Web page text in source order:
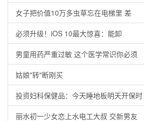
女子把价值10万多虫草忘在电梯里 差
必须升级！iOS 10最大惊喜：能卸
男童用药严重过敏 这个医学常识你必须
姑娘"转"断刚买
投资妇科保健品：今天睡地板明天开保时
丽水初一少女恋上水电工大叔 交新男友